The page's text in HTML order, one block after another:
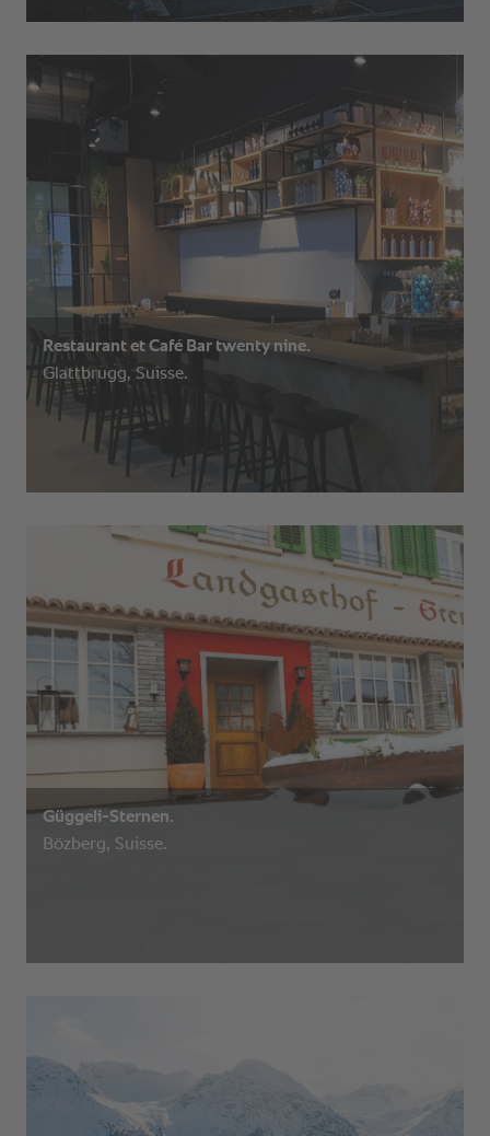
Restaurant et Café Bar twenty nine.
Glattbrugg, Suisse.
Güggeli-Sternen.
Bözberg, Suisse.